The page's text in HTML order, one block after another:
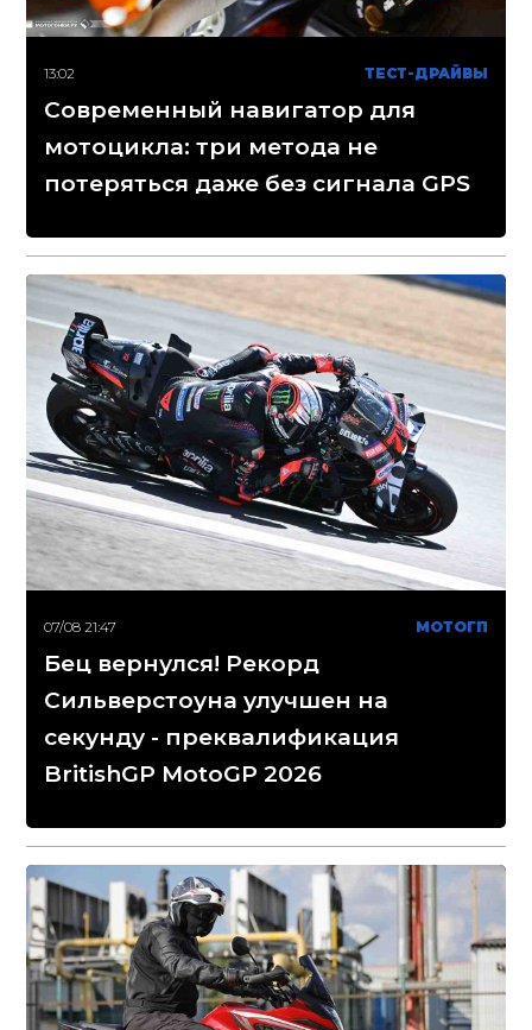
13:02 ТЕСТ-ДРАЙВЫ
Современный навигатор для
мотоцикла: три метода не
потеряться даже без сигнала GPS
07/08 21:47 МОТОГП
Бец вернулся! Рекорд
Сильверстоуна улучшен на
секунду - преквалификация
BritishGP MotoGP 2026